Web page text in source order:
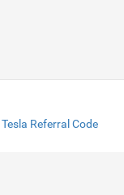
Tesla Referral Code